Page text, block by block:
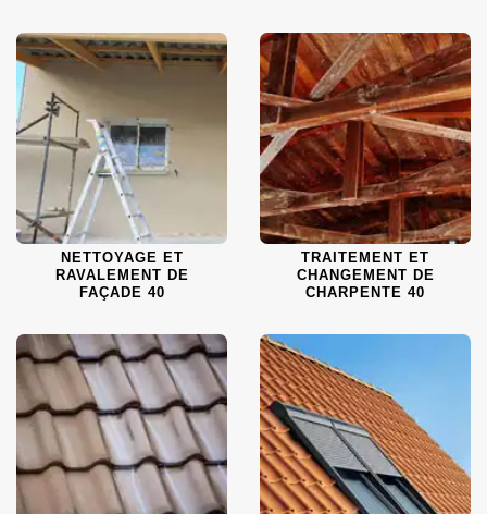
NETTOYAGE ET
RAVALEMENT DE
FAÇADE 40
TRAITEMENT ET
CHANGEMENT DE
CHARPENTE 40